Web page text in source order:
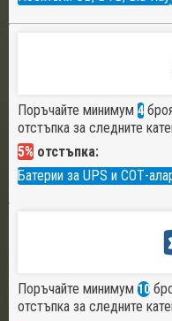
Поръчайте минимум 4
отстъпка за следните
5% отстъпка:
Батерии за UPS и СОТ-
Поръчайте минимум 10
отстъпка за следните